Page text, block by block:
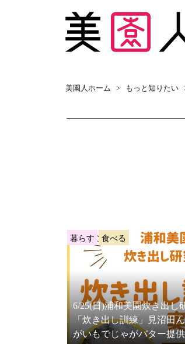
美園人ホーム > もっと知りたい
暮らす 食べる
6/25(日)浦和美園炊き出し
「炊き出し訓練」見沼田
がいもでじゃがバター提